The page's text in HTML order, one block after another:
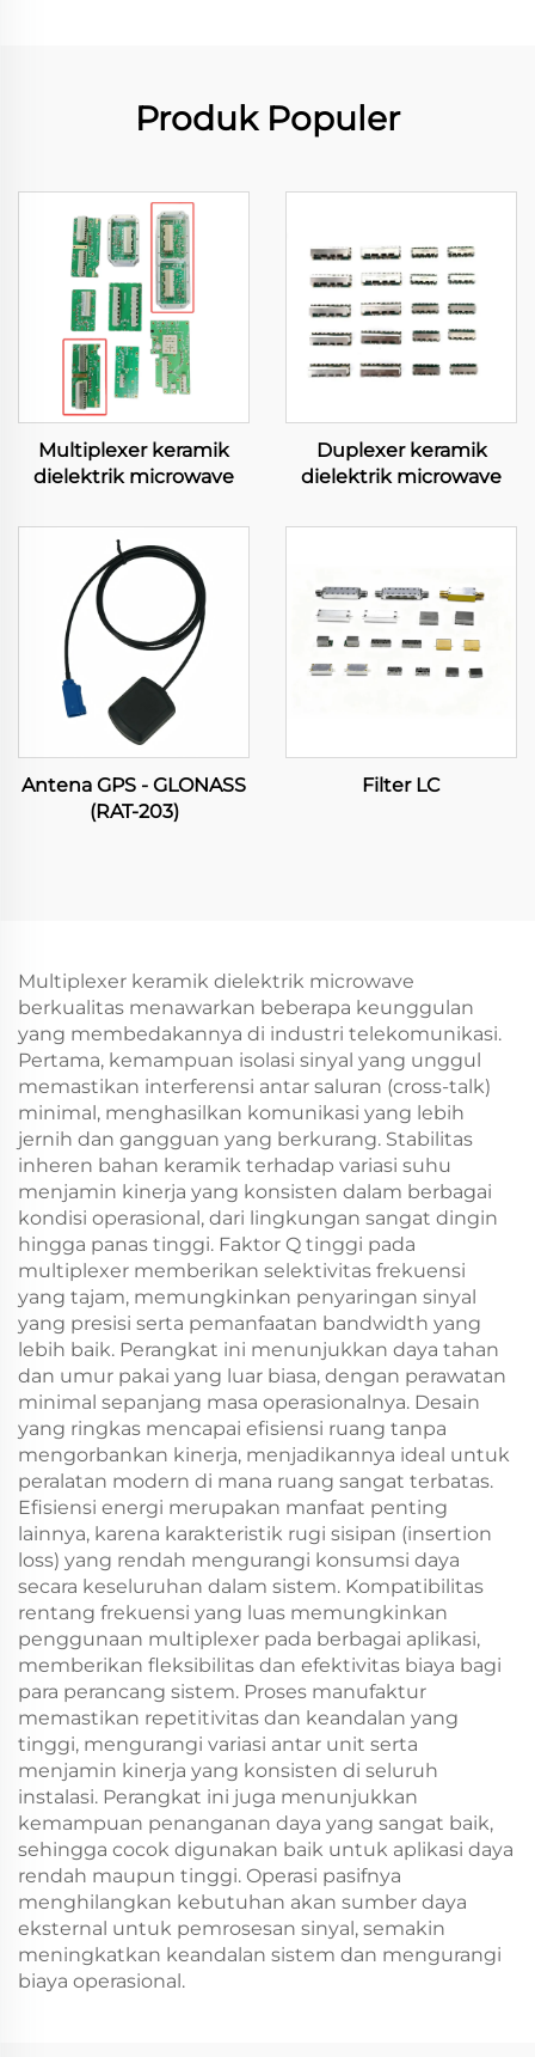
Produk Populer
Multiplexer keramik
dielektrik microwave
Duplexer keramik
dielektrik microwave
Antena GPS - GLONASS
(RAT-203)
Filter LC
Multiplexer keramik dielektrik microwave
berkualitas menawarkan beberapa keunggulan
yang membedakannya di industri telekomunikasi.
Pertama, kemampuan isolasi sinyal yang unggul
memastikan interferensi antar saluran (cross-talk)
minimal, menghasilkan komunikasi yang lebih
jernih dan gangguan yang berkurang. Stabilitas
inheren bahan keramik terhadap variasi suhu
menjamin kinerja yang konsisten dalam berbagai
kondisi operasional, dari lingkungan sangat dingin
hingga panas tinggi. Faktor Q tinggi pada
multiplexer memberikan selektivitas frekuensi
yang tajam, memungkinkan penyaringan sinyal
yang presisi serta pemanfaatan bandwidth yang
lebih baik. Perangkat ini menunjukkan daya tahan
dan umur pakai yang luar biasa, dengan perawatan
minimal sepanjang masa operasionalnya. Desain
yang ringkas mencapai efisiensi ruang tanpa
mengorbankan kinerja, menjadikannya ideal untuk
peralatan modern di mana ruang sangat terbatas.
Efisiensi energi merupakan manfaat penting
lainnya, karena karakteristik rugi sisipan (insertion
loss) yang rendah mengurangi konsumsi daya
secara keseluruhan dalam sistem. Kompatibilitas
rentang frekuensi yang luas memungkinkan
penggunaan multiplexer pada berbagai aplikasi,
memberikan fleksibilitas dan efektivitas biaya bagi
para perancang sistem. Proses manufaktur
memastikan repetitivitas dan keandalan yang
tinggi, mengurangi variasi antar unit serta
menjamin kinerja yang konsisten di seluruh
instalasi. Perangkat ini juga menunjukkan
kemampuan penanganan daya yang sangat baik,
sehingga cocok digunakan baik untuk aplikasi daya
rendah maupun tinggi. Operasi pasifnya
menghilangkan kebutuhan akan sumber daya
eksternal untuk pemrosesan sinyal, semakin
meningkatkan keandalan sistem dan mengurangi
biaya operasional.